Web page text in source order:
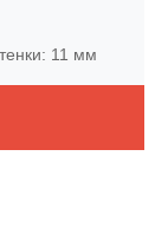
11 мм